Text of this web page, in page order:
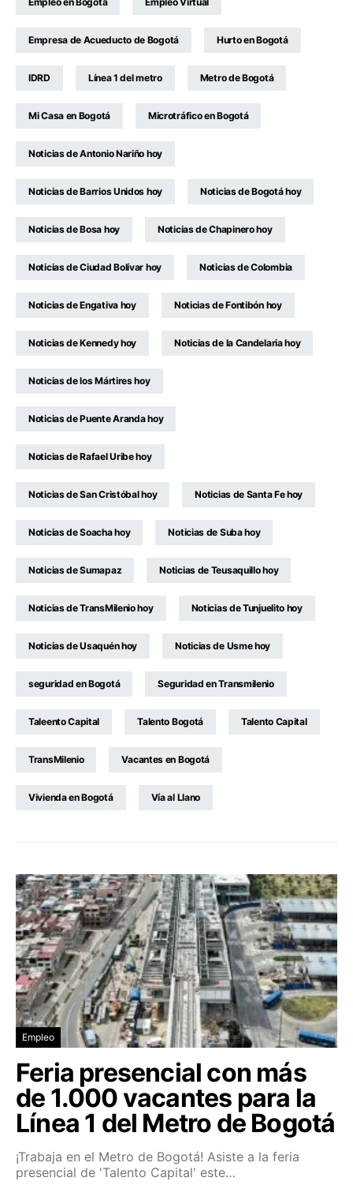
Empresa de Acueducto de Bogotá Hurto en Bogotá
IDRD Línea 1 del metro Metro de Bogotá
Mi Casa en Bogotá Microtráfico en Bogotá
Noticias de Antonio Nariño hoy
Noticias de Barrios Unidos hoy Noticias de Bogotá hoy
Noticias de Bosa hoy Noticias de Chapinero hoy
Noticias de Ciudad Bolívar hoy Noticias de Colombia
Noticias de Engativa hoy Noticias de Fontibón hoy
Noticias de Kennedy hoy Noticias de la Candelaria hoy
Noticias de los Mártires hoy
Noticias de Puente Aranda hoy
Noticias de Rafael Uribe hoy
Noticias de San Cristóbal hoy Noticias de Santa Fe hoy
Noticias de Soacha hoy Noticias de Suba hoy
Noticias de Sumapaz Noticias de Teusaquillo hoy
Noticias de TransMilenio hoy Noticias de Tunjuelito hoy
Noticias de Usaquén hoy Noticias de Usme hoy
seguridad en Bogotá Seguridad en Transmilenio
Taleento Capital Talento Bogotá Talento Capital
TransMilenio Vacantes en Bogotá
Vivienda en Bogotá Vía al Llano
Empleo
Feria presencial con más
de 1.000 vacantes para la
Línea 1 del Metro de Bogotá
¡Trabaja en el Metro de Bogotá! Asiste a la feria
presencial de 'Talento Capital' este…